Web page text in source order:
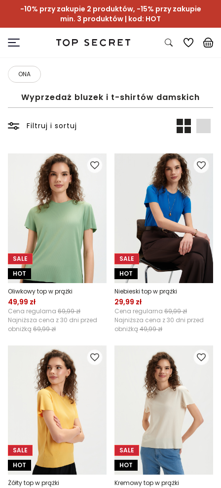
-10% przy zakupie 2 produktów, -15% przy zakupie
min. 3 produktów | kod: HOT
ONA
Wyprzedaż bluzek i t-shirtów damskich
Filtruj i sortuj
SALE
HOT
Oliwkowy top w prążki
49,99 zł
Cena regularna 69,99 zł
Najniższa cena z 30 dni przed
obniżką 69,99 zł
SALE
HOT
Niebieski top w prążki
29,99 zł
Cena regularna 69,99 zł
Najniższa cena z 30 dni przed
obniżką 49,99 zł
SALE
HOT
Żółty top w prążki
SALE
HOT
Kremowy top w prążki